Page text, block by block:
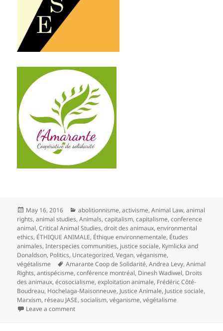
Posted
on
May 16, 2016 Categories
abolitionnisme,activisme,Animal Law,animal
rights,animal studies,Animals,capitalism,capitalisme,conference
animal,Critical Animal Studies,droit des animaux,environmental
ethics, ÉTHIQUE ANIMALE, Éthique environnementale, Études
animales,Interspecies communities, justice sociale, Kymlicka and
Donaldson, Politics, Uncategorized,Vegan,véganisme,
végétalisme
Tags
Amarante Coop de Solidarité,Andrea Levy,Animal
Rights,antispécisme,conférence montréal, Dinesh Wadiwel, Droits
des animaux,écosocialisme,exploitation animale, Frédéric Côté-
Boudreau, Hochelaga-Maisonneuve, Justice Animale, Justice sociale,
Marxism, réseau JASE,socialism,véganisme,végétalisme
Leave a commenton Conférence : Animaux, capitalisme et